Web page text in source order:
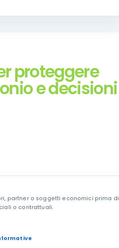
proteggere
e decisioni
partner o soggetti economici prima di
o contrattuali.